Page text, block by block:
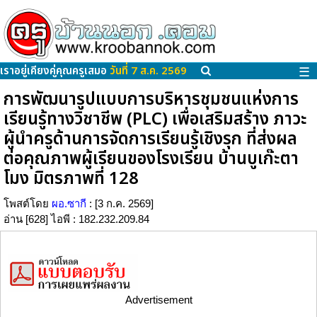
เราอยู่เคียงคู่คุณครูเสมอ วันที่ 7 ส.ค. 2569 ☰
การพัฒนารูปแบบการบริหารชุมชนแห่งการ
เรียนรู้ทางวิชาชีพ (PLC) เพื่อเสริมสร้าง ภาวะ
ผู้นำครูด้านการจัดการเรียนรู้เชิงรุก ที่ส่งผล
ต่อคุณภาพผู้เรียนของโรงเรียน บ้านบูเก๊ะตา
โมง มิตรภาพที่ 128
โพสต์โดย ผอ.ซากี : [3 ก.ค. 2569]
อ่าน [628] ไอพี : 182.232.209.84
Advertisement